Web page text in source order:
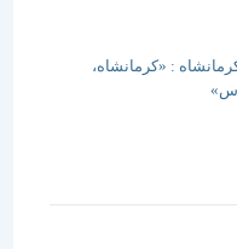
: «کرمانشاه،